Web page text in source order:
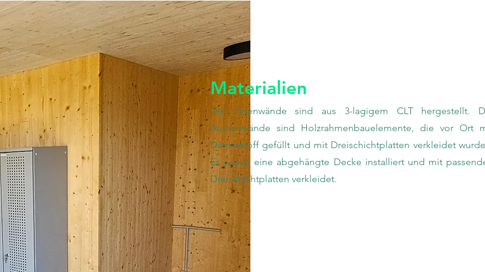
Materialien
Die Innenwände sind aus 3-lagigem CLT hergestellt.
Aussenwände sind Holzrahmenbauelemente, die vor Ort
Dämmstoff gefüllt und mit Dreischichtplatten verkleidet
Es wurde eine abgehängte Decke installiert und mit
Dreischichtplatten verkleidet.